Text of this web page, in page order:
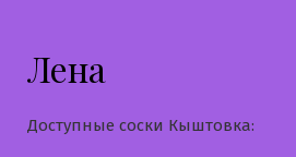
Лена
Доступные соски Кыштовка: